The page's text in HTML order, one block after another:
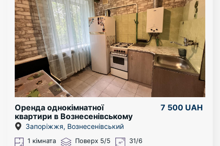
Оренда однокімнатної
квартири в Вознесенівському
районі
7 500 UAH
Запоріжжя, Вознесенівський
1 кімната Поверх 5/5 31/6